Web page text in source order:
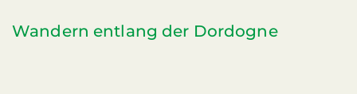
Wandern entlang der Dordogne